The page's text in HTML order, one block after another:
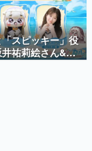
万以上！ などな
身の“殿堂入り”記
テージショーや
体験も楽しめる
「スピッキー」役
祐莉絵さん&パ
が集結。コミケ